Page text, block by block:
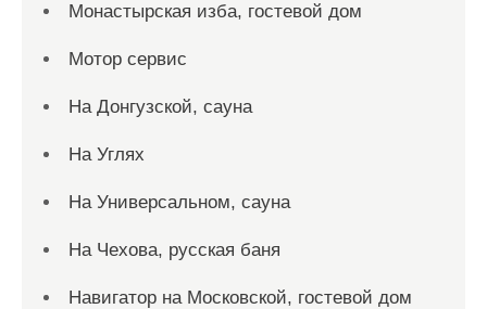
Монастырская изба, гостевой дом
Мотор сервис
На Донгузской, сауна
На Углях
На Универсальном, сауна
На Чехова, русская баня
Навигатор на Московской, гостевой дом